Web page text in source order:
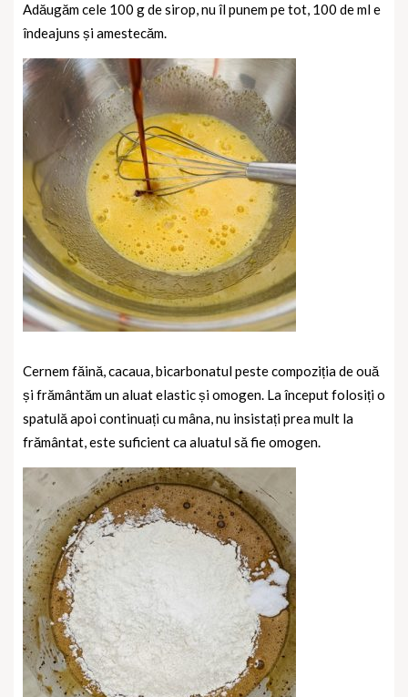
Adăugăm cele 100 g de sirop, nu îl punem petot, 100 de ml e
îndeajuns și amestecăm.
Cernem făină, cacaua, bicarbonatul peste compoziția de ouă
și frământăm un aluat elastic și omogen. La început folosiți o
spatulă apoi continuați cu mâna, nu insistați prea mult la
frământat, este suficient ca aluatul să fie omogen.